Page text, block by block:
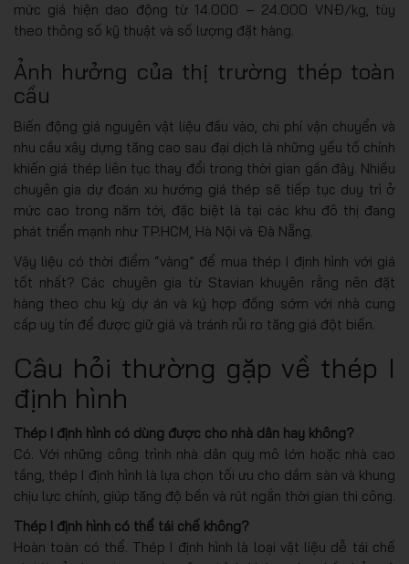
mức giá hiện dao động từ 14.000 – 24.000 VNĐ/kg, tùy
theo thông số kỹ thuật và số lượng đặt hàng.
Ảnh hưởng của thị trường thép toàn
cầu
Biến động giá nguyên vật liệu đầu vào, chi phí vận chuyển và
nhu cầu xây dựng tăng cao sau đại dịch là những yếu tố chính
khiến giá thép liên tục thay đổi trong thời gian gần đây. Nhiều
chuyên gia dự đoán xu hướng giá thép sẽ tiếp tục duy trì ở
mức cao trong năm tới, đặc biệt là tại các khu đô thị đang
phát triển mạnh như TP.HCM, Hà Nội và Đà Nẵng.
Vậy liệu có thời điểm “vàng” để mua thép I định hình với giá
tốt nhất? Các chuyên gia từ Stavian khuyên rằng nên đặt
hàng theo chu kỳ dự án và ký hợp đồng sớm với nhà cung
cấp uy tín để được giữ giá và tránh rủi ro tăng giá đột biến.
Câu hỏi thường gặp về thép I
định hình
Thép I định hình có dùng được cho nhà dân hay không?
Có. Với những công trình nhà dân quy mô lớn hoặc nhà cao
tầng, thép I định hình là lựa chọn tối ưu cho dầm sàn và khung
chịu lực chính, giúp tăng độ bền và rút ngắn thời gian thi công.
Thép I định hình có thể tái chế không?
Hoàn toàn có thể. Thép I định hình là loại vật liệu dễ tái chế